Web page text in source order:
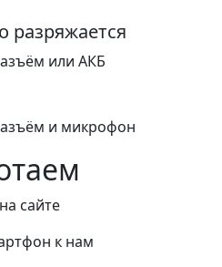
разряжается
или АКБ
и микрофон
сайте
к нам